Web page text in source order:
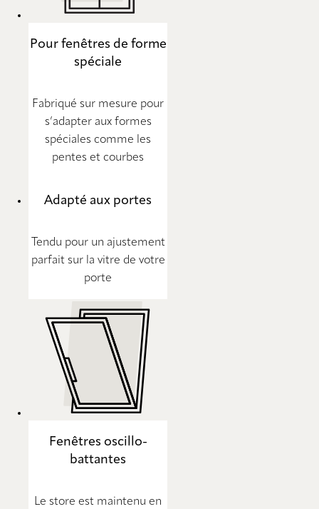
Pour fenêtres de forme
spéciale
Fabriqué sur mesure pour
s’adapter aux formes
spéciales comme les
pentes et courbes
Adapté aux portes
Tendu pour un ajustement
parfait sur la vitre de votre
porte
Fenêtres oscillo-
battantes
Le store est maintenu en